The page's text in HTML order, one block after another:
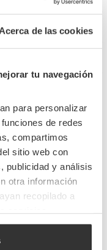
Acerca de las cookies
tu navegación
para personalizar
de redes
compartimos
sitio web con
publicidad y análisis
otra información
recopilado a